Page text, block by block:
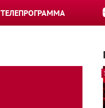
ТЕЛЕПРОГРАММА